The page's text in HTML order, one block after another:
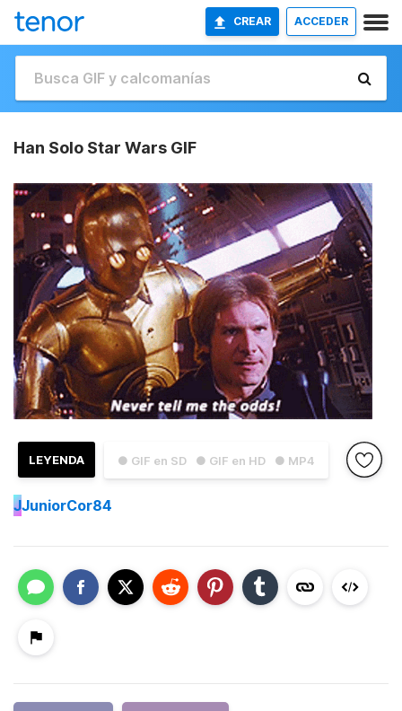
CREAR ACCEDER
Han Solo Star Wars GIF
● GIF en SD ● GIF en HD ● MP4
LEYENDA
JJuniorCor84